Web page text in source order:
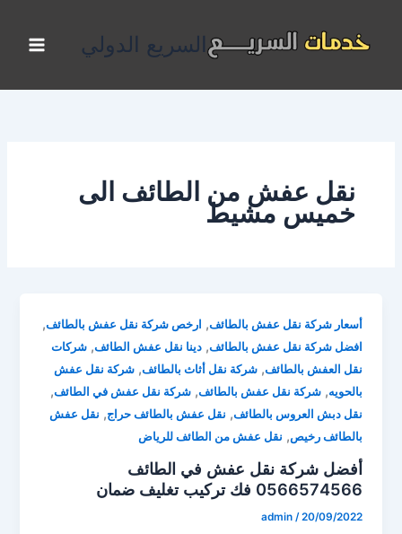
المحتوى
السريع الدولي
نقل عفش من الطائف الى
خميس مشيط
أسعار شركة نقل عفش بالطائف, ارخص شركة نقل عفش بالطائف,
افضل شركة نقل عفش بالطائف,دينا نقل عفش الطائف,شركات
نقل العفش بالطائف,شركة نقل أثاث بالطائف,شركة نقل عفش
بالحويه,شركة نقل عفش بالطائف,شركة نقل عفش في الطائف,
نقل دبش العروس بالطائف, نقل عفش بالطائف حراج, نقل عفش
بالطائف رخيص, نقل عفش من الطائف للرياض
أفضل شركة نقل عفش في الطائف
0566574566 فك تركيب تغليف ضمان
admin /20/09/2022